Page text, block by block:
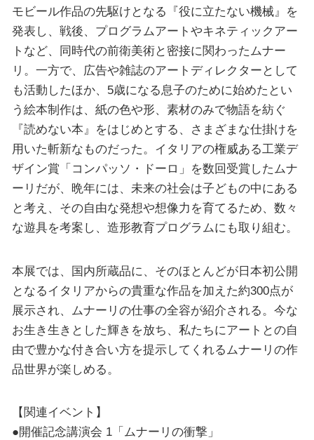
モビール作品の先駆けとなる『役に立たない機械』を
発表し、戦後、プログラムアートやキネティックアー
トなど、同時代の前衛美術と密接に関わったムナー
リ。一方で、広告や雑誌のアートディレクターとして
も活動したほか、5歳になる息子のために始めたとい
う絵本制作は、紙の色や形、素材のみで物語を紡ぐ
『読めない本』をはじめとする、さまざまな仕掛けを
用いた斬新なものだった。イタリアの権威ある工業デ
ザイン賞「コンパッソ・ドーロ」を数回受賞したムナ
ーリだが、晩年には、未来の社会は子どもの中にある
と考え、その自由な発想や想像力を育てるため、数々
な遊具を考案し、造形教育プログラムにも取り組む。
本展では、国内所蔵品に、そのほとんどが日本初公開
となるイタリアからの貴重な作品を加えた約300点が
展示され、ムナーリの仕事の全容が紹介される。今な
お生き生きとした輝きを放ち、私たちにアートとの自
由で豊かな付き合い方を提示してくれるムナーリの作
品世界が楽しめる。
【関連イベント】
●開催記念講演会 1「ムナーリの衝撃」